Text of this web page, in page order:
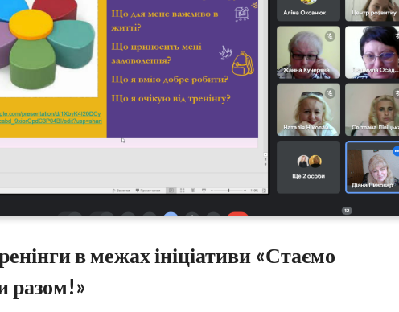
в межах ініціативи «Стаємо
разом!»